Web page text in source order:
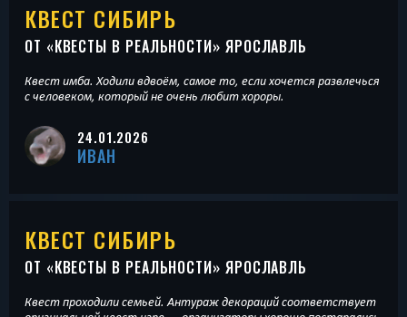
КВЕСТ СИБИРЬ
ОТ «КВЕСТЫ В РЕАЛЬНОСТИ» ЯРОСЛАВЛЬ
Квест имба. Ходили вдвоём, самое то, если хочется развлечься
с человеком, который не очень любит хороры.
24.01.2026
ИВАН
КВЕСТ СИБИРЬ
ОТ «КВЕСТЫ В РЕАЛЬНОСТИ» ЯРОСЛАВЛЬ
Квест проходили семьей. Антураж декораций соответствует